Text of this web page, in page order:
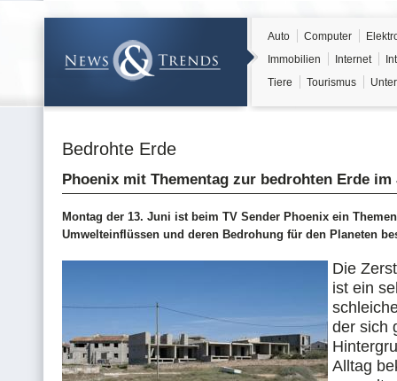
Auto Computer
Immobilien
Internet
Tiere
Tourismus
Bedrohte Erde
Phoenix mit Thementag zur bedrohten Erde im
Montag der 13. Juni ist beim TV Sender Phoenix ein
Umwelteinflüssen und deren Bedrohung für den Planeten
Die
ist ein
der sich
Alltag